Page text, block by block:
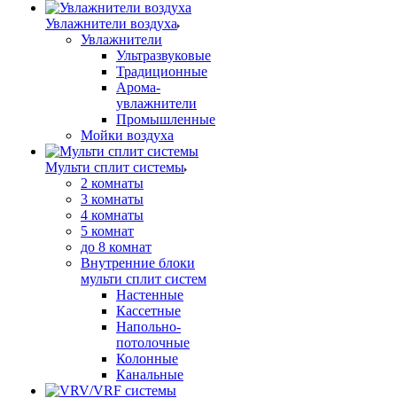
Увлажнители воздуха
Увлажнители
Ультразвуковые
Традиционные
Арома-
увлажнители
Промышленные
Мойки воздуха
Мульти сплит системы
2 комнаты
3 комнаты
4 комнаты
5 комнат
до 8 комнат
Внутренние блоки
мульти сплит систем
Настенные
Кассетные
Напольно-
потолочные
Колонные
Канальные